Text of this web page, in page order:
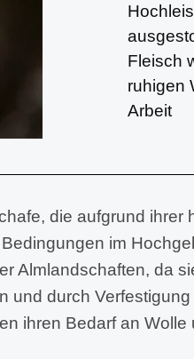
Fleisch
ruhigen
Arbeit
die aufgrund ihrer
im
Almlandschaften, da
und durch
ihren Bedarf an Wolle